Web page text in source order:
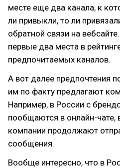
месте еще два канала, к
ли привыкли, то ли
обратной связи на
первые два места в
предпочитаемых каналов.
А вот далее предпочтения
им по факту предлагают
Например, в России с
пообщаются в онлайн-чате,
компании продолжают
сообщения.
Вообще интересно, что в